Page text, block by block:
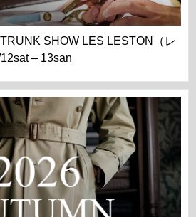
SHOW LES LESTON（レ
– 13san